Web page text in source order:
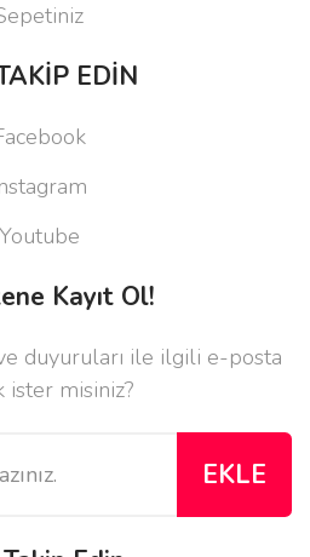
EDİN
Youtube
Kayıt Ol!
duyuruları ile ilgili e-posta
ister misiniz?
EKLE